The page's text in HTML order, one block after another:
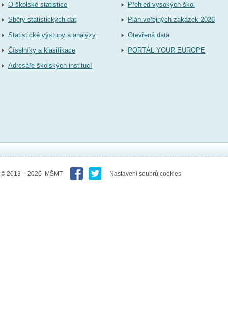
O školské statistice
Sběry statistických dat
Statistické výstupy a analýzy
Číselníky a klasifikace
Adresáře školských institucí
Přehled vysokých škol
Plán veřejných zakázek 2026
Otevřená data
PORTÁL YOUR EUROPE
© 2013 – 2026 MŠMT Nastavení soubrů cookies